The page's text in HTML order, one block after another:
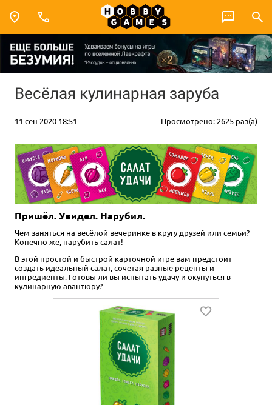
Весёлая кулинарная заруба
11 сен 2020 18:51 Просмотрено: 2625 раз(а)
Пришёл. Увидел. Нарубил.
Чем заняться на весёлой вечеринке в кругу друзей или семьи?
Конечно же, нарубить салат!
В этой простой и быстрой карточной игре вам предстоит
создать идеальный салат, сочетая разные рецепты и
ингредиенты. Готовы ли вы испытать удачу и окунуться в
кулинарную авантюру?